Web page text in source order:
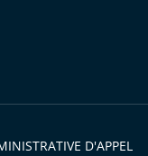
D'APPEL